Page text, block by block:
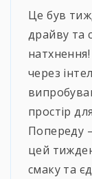
Це був
драйву та
через
простір
Попереду
цей
смаку та